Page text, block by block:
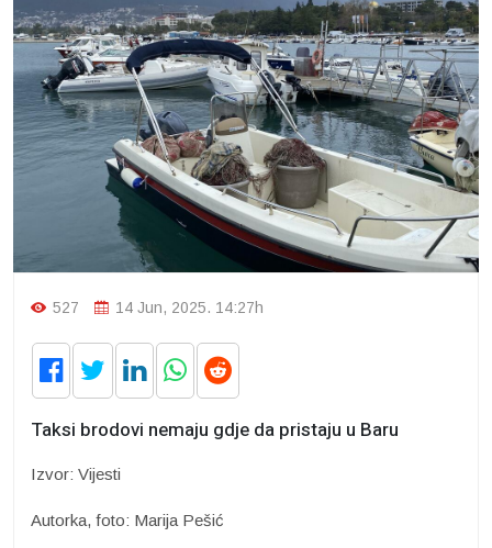
527 14 Jun, 2025. 14:27h
Taksi brodovi nemaju gdje da pristaju u Baru
Izvor: Vijesti
Autorka, foto: Marija Pešić